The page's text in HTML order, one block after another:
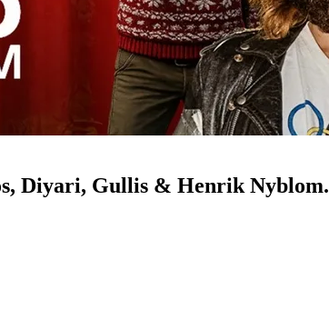
Diyari, Gullis & Henrik Nyblom.